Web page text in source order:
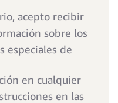
acepto recibir
sobre los
especiales de
en cualquier
en las